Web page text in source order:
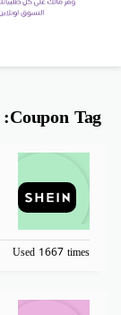
Coupon Tag:
Used 1667 times